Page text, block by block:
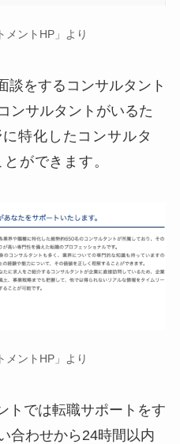
メントHP」より
談をするコンサルタント
ンサルタントがいるた
特化したコンサルタ
ができます。
メントHP」より
トでは転職サポートをす
合わせから24時間以内